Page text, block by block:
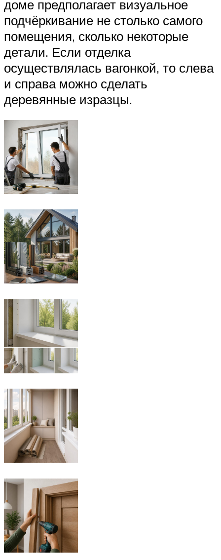
доме предполагает визуальное
подчёркивание не столько самого
помещения, сколько некоторые
детали. Если отделка
осуществлялась вагонкой, то слева
и справа можно сделать
деревянные изразцы.